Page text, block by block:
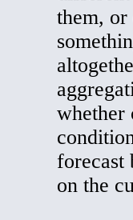
them, or
whether
forecast
on the